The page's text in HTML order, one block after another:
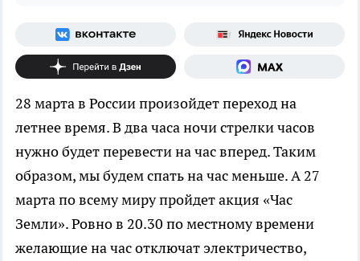
28 марта в России произойдет переход на
летнее время.В два часа ночи стрелки часов
нужно будет перевести на час вперед. Таким
образом, мы будем спать на час меньше. А 27
марта по всему миру пройдет акция «Час
Земли». Ровно в 20.30 по местному времени
желающие на час отключат электричество,